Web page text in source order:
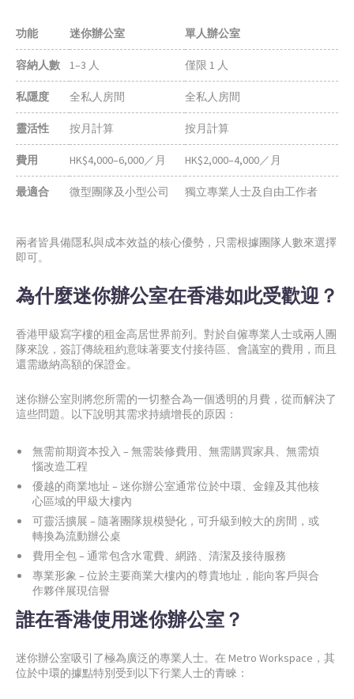
功能 迷你辦公室 單人辦公室
容納人數 1–3 人 僅限 1 人
私隱度 全私人房間 全私人房間
靈活性 按月計算 按月計算
費用 HK$4,000–6,000／月 HK$2,000–4,000／月
最適合 微型團隊及小型公司 獨立專業人士及自由工作者
兩者皆具備隱私與成本效益的核心優勢，只需根據團隊人數來選擇
即可。
為什麼迷你辦公室在香港如此受歡迎？
香港甲級寫字樓的租金高居世界前列。對於自僱專業人士或兩人團
隊來說，簽訂傳統租約意味著要支付接待區、會議室的費用，而且
還需繳納高額的保證金。
迷你辦公室則將您所需的一切整合為一個透明的月費，從而解決了
這些問題。以下說明其需求持續增長的原因：
無需前期資本投入 – 無需裝修費用、無需購買家具、無需煩
惱改造工程
優越的商業地址 – 迷你辦公室通常位於中環、金鐘及其他核
心區域的甲級大樓內
可靈活擴展 – 隨著團隊規模變化，可升級到較大的房間，或
轉換為流動辦公桌
費用全包 – 通常包含水電費、網路、清潔及接待服務
專業形象 – 位於主要商業大樓內的尊貴地址，能向客戶與合
作夥伴展現信譽
誰在香港使用迷你辦公室？
迷你辦公室吸引了極為廣泛的專業人士。在 Metro Workspace，其
位於中環的據點特別受到以下行業人士的青睞：